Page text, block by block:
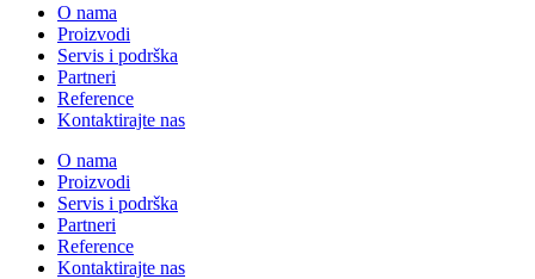
O nama
Proizvodi
Servis i podrška
Partneri
Reference
Kontaktirajte nas
O nama
Proizvodi
Servis i podrška
Partneri
Reference
Kontaktirajte nas